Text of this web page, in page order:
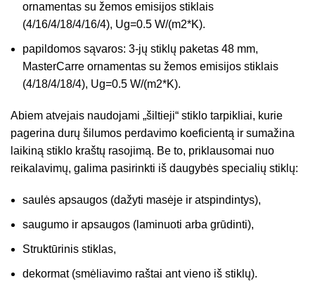
ornamentas su žemos emisijos stiklais
(4/16/4/18/4/16/4), Ug=0.5 W/(m2*K).
papildomos sąvaros: 3-jų stiklų paketas 48 mm,
MasterCarre ornamentas su žemos emisijos stiklais
(4/18/4/18/4), Ug=0.5 W/(m2*K).
Abiem atvejais naudojami „šiltieji“ stiklo tarpikliai, kurie
pagerina durų šilumos perdavimo koeficientą ir sumažina
laikiną stiklo kraštų rasojimą. Be to, priklausomai nuo
reikalavimų, galima pasirinkti iš daugybės specialių stiklų:
saulės apsaugos (dažyti masėje ir atspindintys),
saugumo ir apsaugos (laminuoti arba grūdinti),
Struktūrinis stiklas,
dekormat (smėliavimo raštai ant vieno iš stiklų).